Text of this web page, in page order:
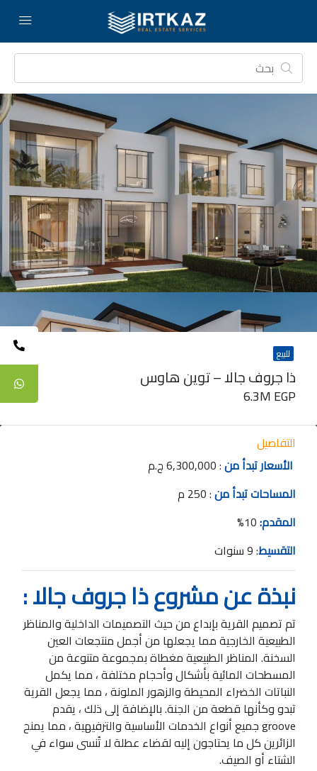
للبيع
ذا جروف جالا – توين هاوس
6.3M EGP
التفاصيل
الأسعار تبدأ من: 6,300,000 ج.م
المساحات تبدأ من: 250 م
المقدم:
10%
التقسيط: 9 سنوات
نبذة عن مشروع ذا جروف جالا :
تم تصميم القرية بإبداع من حيث التصميمات الداخلية والمناظر
الطبيعية الخارجية مما يجعلها من أجمل منتجعات العين
السخنة. المناظر الطبيعية مغطاة بمجموعة متنوعة من
المسطحات المائية بأشكال وأحجام مختلفة ، مما يكمل
النباتات الخضراء المحيطة والزهور الملونة ، مما يجعل القرية
تبدو وكأنها قطعة من الجنة. بالإضافة إلى ذلك ، يقدم
groove جميع أنواع الخدمات الأساسية والترفيهية ، مما يمنح
الزائرين كل ما يحتاجون إليه لقضاء عطلة لا تُنسى سواء في
الشتاء أو الصيف.